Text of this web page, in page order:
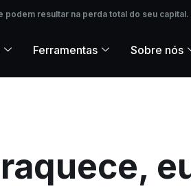
podem resultar na perda total do seu
resultar na perda total do seu
Ferramentas Sobre nós